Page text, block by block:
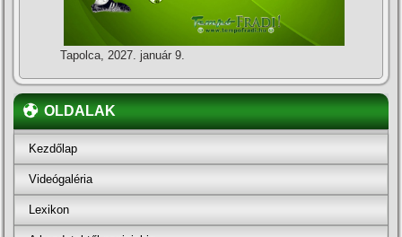
Tapolca, 2027. január 9.
OLDALAK
Kezdőlap
Videógaléria
Lexikon